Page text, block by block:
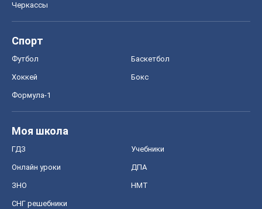
Черкассы
Спорт
Футбол Баскетбол
Хоккей Бокс
Формула-1
Моя школа
ГДЗ Учебники
Онлайн уроки ДПА
ЗНО НМТ
СНГ решебники